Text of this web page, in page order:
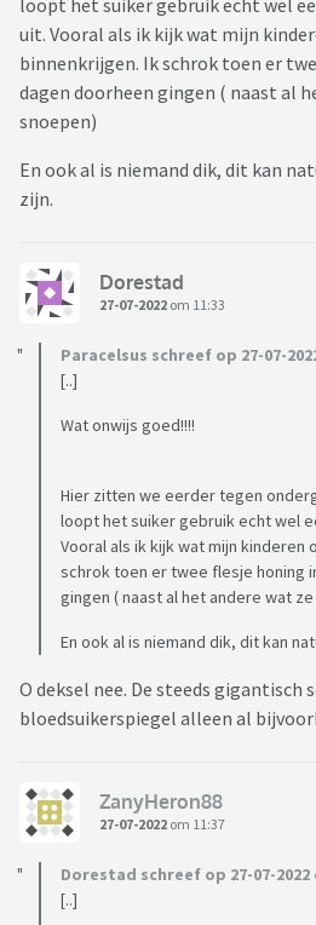
loopt het suiker gebruik echt wel
uit. Vooral als ik kijk wat mijn
binnenkrijgen. Ik schrok toen er
dagen doorheen gingen ( naast al
snoepen)
En ook al is niemand dik, dit kan
zijn.
Dorestad
27-07-2022 om 11:33
Paracelsus schreef op 27-07-
[..]
Wat onwijs goed!!!!
Hier zitten we eerder tegen
loopt het suiker gebruik echt wel
Vooral als ik kijk wat mijn kinderen
schrok toen er twee flesje honing
gingen ( naast al het andere wat
En ook al is niemand dik, dit kan
O deksel nee. De steeds gigantisch
bloedsuikerspiegel alleen al
ZanyHeron88
27-07-2022 om 11:37
Dorestad schreef op 27-07-2022
[..]